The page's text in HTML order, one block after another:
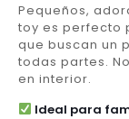
Pequeños,
toy es perfecto
que buscan un
todas partes.
en interior.
Ideal para